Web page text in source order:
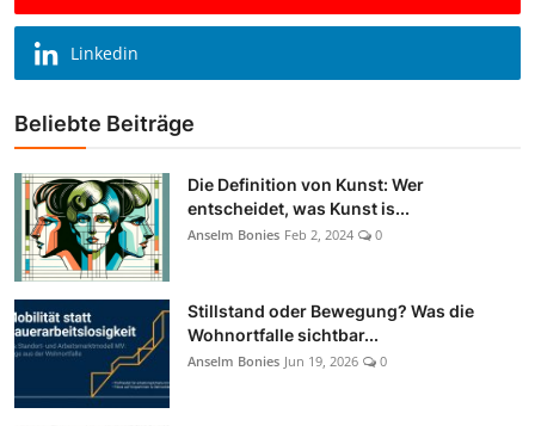
Linkedin
Beliebte Beiträge
Die Definition von Kunst: Wer
entscheidet, was Kunst is...
Anselm Bonies Feb 2, 2024 0
Stillstand oder Bewegung? Was die
Wohnortfalle sichtbar...
Anselm Bonies Jun 19, 2026 0